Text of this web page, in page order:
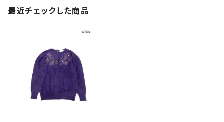
最近チェックした商品